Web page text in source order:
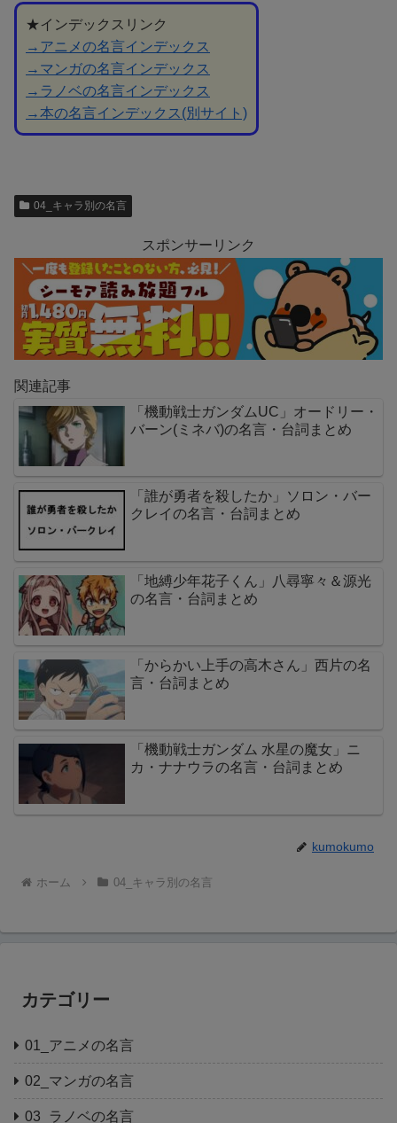
★インデックスリンク
→アニメの名言インデックス
→マンガの名言インデックス
→ラノベの名言インデックス
→本の名言インデックス(別サイト)
04_キャラ別の名言
スポンサーリンク
関連記事
「機動戦士ガンダムUC」オードリー・
バーン(ミネバ)の名言・台詞まとめ
「誰が勇者を殺したか」ソロン・バー
クレイの名言・台詞まとめ
「地縛少年花子くん」八尋寧々＆源光
の名言・台詞まとめ
「からかい上手の高木さん」西片の名
言・台詞まとめ
「機動戦士ガンダム 水星の魔女」ニ
カ・ナナウラの名言・台詞まとめ
kumokumo
ホーム 04_キャラ別の名言
カテゴリー
01_アニメの名言
02_マンガの名言
03_ラノベの名言